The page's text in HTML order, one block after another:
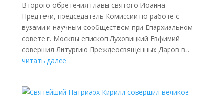
Второго обретения главы святого Иоанна
Предтечи, председатель Комиссии по работе с
вузами и научным сообществом при Епархиальном
совете г. Москвы епископ Луховицкий Евфимий
совершил Литургию Преждеосвященных Даров в...
читать далее